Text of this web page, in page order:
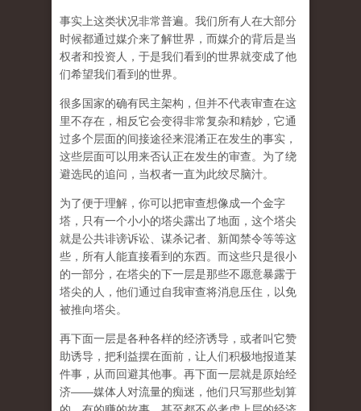
事实上这类状况非常普遍。我们所有人在大部分
时候都通过媒介来了解世界，而媒介的背后是当
权者和投资人，于是我们看到的世界就变成了他
们希望我们看到的世界。
很多国家的确有民主架构，但并不代表审查在这
里不存在，相反它会变得非常复杂和精妙，它通
过多个层面的间接途径来混淆正在发生的事实，
这些层面可以用来否认正在发生的审查。为了绕
避选民的追问，当权者一直为此绞尽脑汁。
为了便于理解，你可以把审查想像成一个金字
塔，只有一个小小的塔尖露出了地面，这个塔尖
就是公共诽谤诉讼、谋杀记者、新闻禁令等等这
些，所有人能直接看到的东西。而这些只是很小
的一部分，在塔尖的下一层是那些不愿意暴露于
塔尖的人，他们通过自我审查将消息压住，以免
被推向塔尖。
再下面一层是各种各样的经济诱导，或者叫它赞
助诱导，把利益摆在面前，让人们积极地报道某
件事，从而回避其他事。再下面一层就是原始经
济——媒体人对流量的痴迷，他们只写那些划算